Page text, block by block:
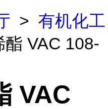
> 有机化工
酯 VAC 108-
VAC